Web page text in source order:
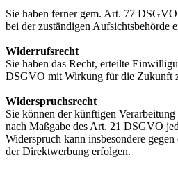
Sie haben ferner gem. Art. 77
bei der zuständigen Aufsichtsbehörde
Widerrufsrecht
Sie haben das Recht, erteilte
DSGVO mit Wirkung für die Zukunft
Widerspruchsrecht
Sie können der künftigen
nach Maßgabe des Art. 21 DSGVO
Widerspruch kann insbesondere
der Direktwerbung erfolgen.